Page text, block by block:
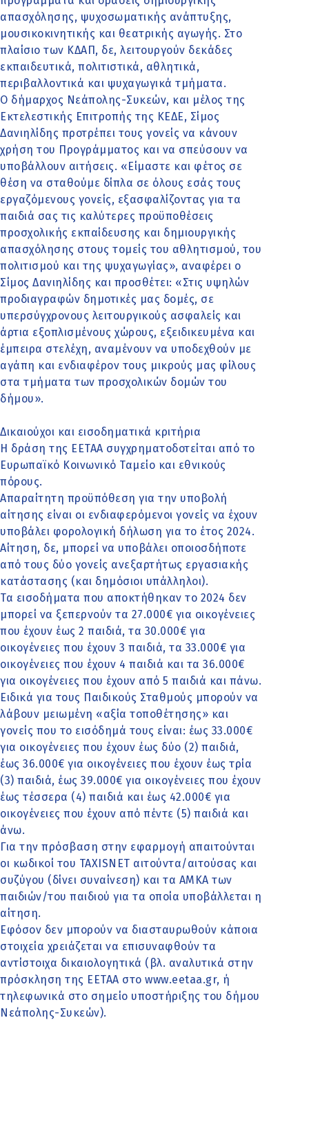
απασχόλησης, ψυχοσωματικής ανάπτυξης,
μουσικοκινητικής και θεατρικής αγωγής. Στο
πλαίσιο των ΚΔΑΠ, δε, λειτουργούν δεκάδες
εκπαιδευτικά, πολιτιστικά, αθλητικά,
περιβαλλοντικά και ψυχαγωγικά τμήματα.
Ο δήμαρχος Νεάπολης-Συκεών, και μέλος της
Εκτελεστικής Επιτροπής της ΚΕΔΕ, Σίμος
Δανιηλίδης προτρέπει τους γονείς να κάνουν
χρήση του Προγράμματος και να σπεύσουν να
υποβάλλουν αιτήσεις. «Είμαστε και φέτος σε
θέση να σταθούμε δίπλα σε όλους εσάς τους
εργαζόμενους γονείς, εξασφαλίζοντας για τα
παιδιά σας τις καλύτερες προϋποθέσεις
προσχολικής εκπαίδευσης και δημιουργικής
απασχόλησης στους τομείς του αθλητισμού, του
πολιτισμού και της ψυχαγωγίας», αναφέρει ο
Σίμος Δανιηλίδης και προσθέτει: «Στις υψηλών
προδιαγραφών δημοτικές μας δομές, σε
υπερσύγχρονους λειτουργικούς ασφαλείς και
άρτια εξοπλισμένους χώρους, εξειδικευμένα και
έμπειρα στελέχη, αναμένουν να υποδεχθούν με
αγάπη και ενδιαφέρον τους μικρούς μας φίλους
στα τμήματα των προσχολικών δομών του
δήμου».
Δικαιούχοι και εισοδηματικά κριτήρια
Η δράση της ΕΕΤΑΑ συγχρηματοδοτείται από το
Ευρωπαϊκό Κοινωνικό Ταμείο και εθνικούς
πόρους.
Απαραίτητη προϋπόθεση για την υποβολή
αίτησης είναι οι ενδιαφερόμενοι γονείς να έχουν
υποβάλει φορολογική δήλωση για το έτος 2024.
Αίτηση, δε, μπορεί να υποβάλει οποιοσδήποτε
από τους δύο γονείς ανεξαρτήτως εργασιακής
κατάστασης (και δημόσιοι υπάλληλοι).
Τα εισοδήματα που αποκτήθηκαν το 2024 δεν
μπορεί να ξεπερνούν τα 27.000€ για οικογένειες
που έχουν έως 2 παιδιά, τα 30.000€ για
οικογένειες που έχουν 3 παιδιά, τα 33.000€ για
οικογένειες που έχουν 4 παιδιά και τα 36.000€
για οικογένειες που έχουν από 5 παιδιά και πάνω.
Ειδικά για τους Παιδικούς Σταθμούς μπορούν να
λάβουν μειωμένη «αξία τοποθέτησης» και
γονείς που το εισόδημά τους είναι: έως 33.000€
για οικογένειες που έχουν έως δύο (2) παιδιά,
έως 36.000€ για οικογένειες που έχουν έως τρία
(3) παιδιά, έως 39.000€ για οικογένειες που έχουν
έως τέσσερα (4) παιδιά και έως 42.000€ για
οικογένειες που έχουν από πέντε (5) παιδιά και
άνω.
Για την πρόσβαση στην εφαρμογή απαιτούνται
οι κωδικοί του TAXISNET αιτούντα/αιτούσας και
συζύγου (δίνει συναίνεση) και τα ΑΜΚΑ των
παιδιών/του παιδιού για τα οποία υποβάλλεται η
αίτηση.
Εφόσον δεν μπορούν να διασταυρωθούν κάποια
στοιχεία χρειάζεται να επισυναφθούν τα
αντίστοιχα δικαιολογητικά (βλ. αναλυτικά στην
πρόσκληση της ΕΕΤΑΑ στο www.eetaa.gr, ή
τηλεφωνικά στο σημείο υποστήριξης του δήμου
Νεάπολης-Συκεών).